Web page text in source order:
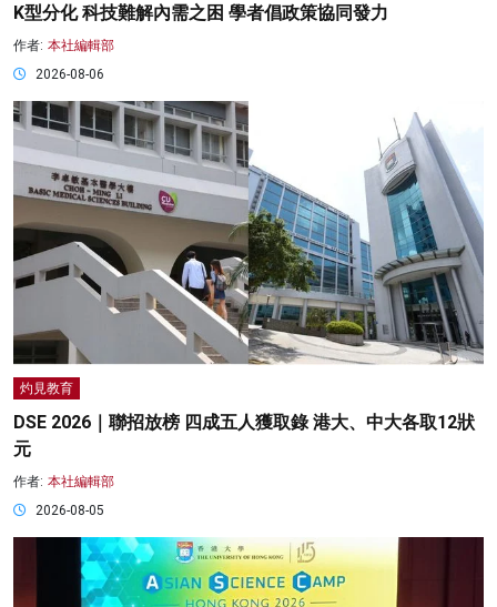
K型分化 科技難解內需之困 學者倡政策協同發力
作者: 本社編輯部
2026-08-06
灼見教育
DSE 2026｜聯招放榜 四成五人獲取錄 港大、中大各取12狀
元
作者: 本社編輯部
2026-08-05